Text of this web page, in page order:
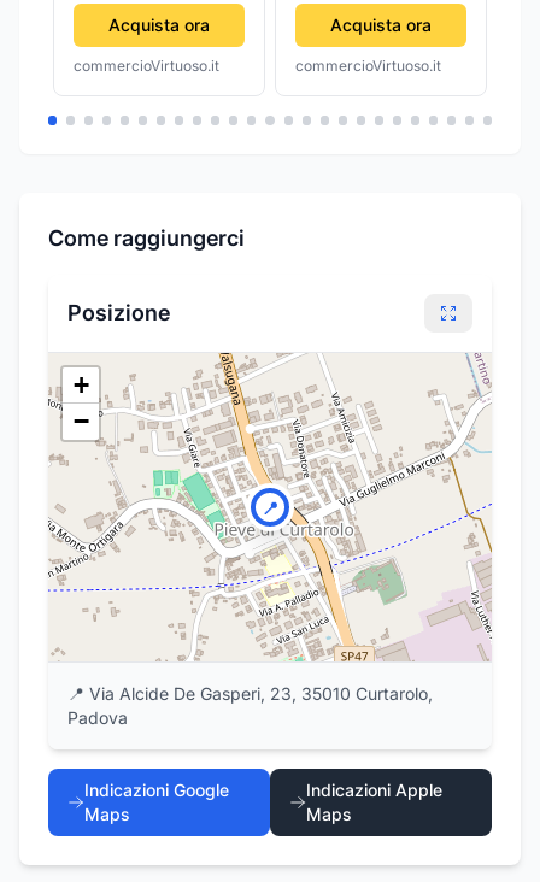
Acquista ora
commercioVirtuoso.it
Acquista ora
commercioVirtuoso.it
Come raggiungerci
Posizione
📍
+
−
📍 Via Alcide De Gasperi, 23, 35010 Curtarolo,
Padova
Indicazioni Google
Maps
Indicazioni Apple
Maps